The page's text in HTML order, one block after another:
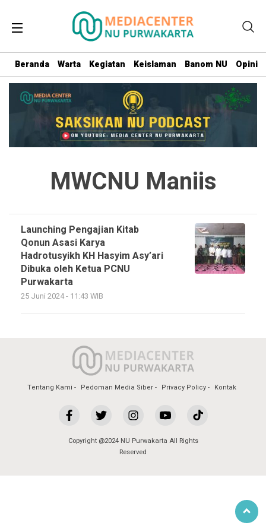
Beranda Warta Kegiatan Keislaman Banom NU Opini
MWCNU Maniis
Launching Pengajian Kitab
Qonun Asasi Karya
Hadrotusyikh KH Hasyim Asy’ari
Dibuka oleh Ketua PCNU
Purwakarta
25 Juni 2024 - 11:43 WIB
Tentang Kami Pedoman Media Siber Privacy Policy Kontak
Copyright @2024 NU Purwakarta All Rights
Reserved